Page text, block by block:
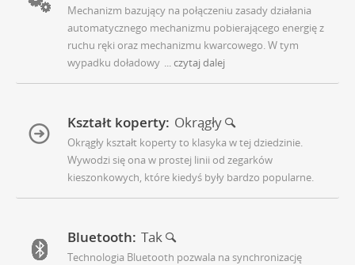
Mechanizm bazujący na połączeniu zasady działania
automatycznego mechanizmu pobierającego energię z
ruchu ręki oraz mechanizmu kwarcowego. W tym
wypadku doładowy ... czytaj dalej
Kształt koperty: Okrągły
Okrągły kształt koperty to klasyka w tej dziedzinie.
Wywodzi się ona w prostej linii od zegarków
kieszonkowych, które kiedyś były bardzo popularne.
Bluetooth: Tak
Technologia Bluetooth pozwala na synchronizację